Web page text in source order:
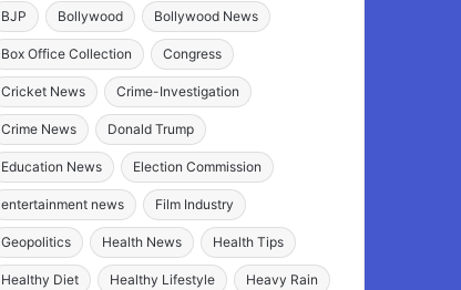
BJP Bollywood Bollywood News
Box Office Collection Congress
Cricket News Crime-Investigation
Crime News Donald Trump
Education News Election Commission
entertainment news Film Industry
Geopolitics Health News Health Tips
Healthy Diet Healthy Lifestyle Heavy Rain